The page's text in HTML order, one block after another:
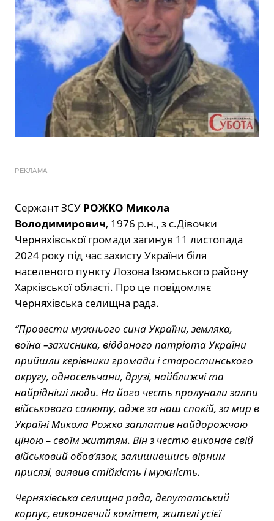
РЕКЛАМА
Сержант ЗСУ РОЖКО Микола
Володимирович, 1976 р.н., з с.Дівочки
Черняхівської громади загинув 11 листопада
2024 року під час захисту України біля
населеного пункту Лозова Ізюмського району
Харківської області. Про це повідомляє
Черняхівська селищна рада.
“Провести мужнього сина України, земляка,
воїна –захисника, відданого патріота України
прийшли керівники громади і старостинського
округу, односельчани, друзі, найближчі та
найрідніші люди. На його честь пролунали залпи
військового салюту, адже за наш спокій, за мир в
Україні Микола Рожко заплатив найдорожчою
ціною – своїм життям. Він з честю виконав свій
військовий обов’язок, залишившись вірним
присязі, виявив стійкість і мужність.
Черняхівська селищна рада, депутатський
корпус, виконавчий комітет, жителі усієї